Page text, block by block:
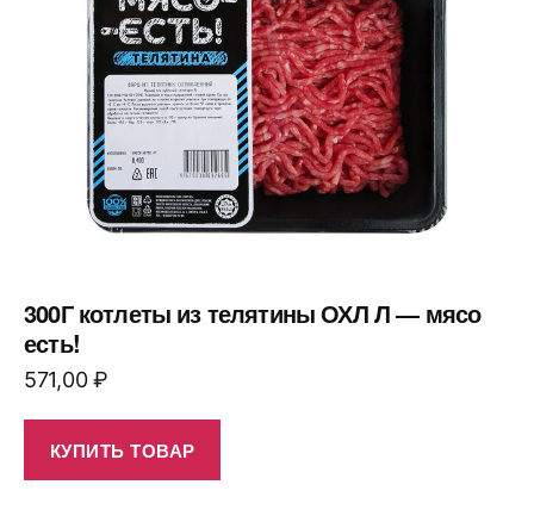
300Г котлеты из телятины ОХЛ Л — мясо
есть!
571,00₽
КУПИТЬ ТОВАР